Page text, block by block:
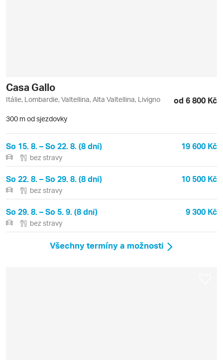
Casa Gallo
Itálie, Lombardie, Valtellina, Alta Valtellina, Livigno od 6 800 Kč
300 m od sjezdovky
So 15. 8. – So 22. 8. (8 dní) 19 600 Kč
bez stravy
So 22. 8. – So 29. 8. (8 dní) 10 500 Kč
bez stravy
So 29. 8. – So 5. 9. (8 dní) 9 300 Kč
bez stravy
Všechny termíny a možnosti